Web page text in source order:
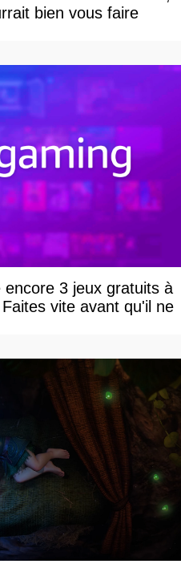
bien vous faire
3 jeux gratuits à
vite avant qu'il ne